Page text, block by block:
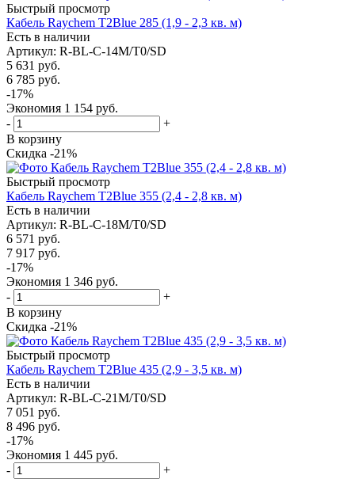
Быстрый просмотр
Кабель Raychem T2Blue 285 (1,9 - 2,3 кв. м)
Есть в наличии
Артикул: R-BL-C-14M/T0/SD
5 631 руб.
6 785 руб.
-17%
Экономия 1 154 руб.
-
+
В корзину
Скидка -21%
Быстрый просмотр
Кабель Raychem T2Blue 355 (2,4 - 2,8 кв. м)
Есть в наличии
Артикул: R-BL-C-18M/T0/SD
6 571 руб.
7 917 руб.
-17%
Экономия 1 346 руб.
-
+
В корзину
Скидка -21%
Быстрый просмотр
Кабель Raychem T2Blue 435 (2,9 - 3,5 кв. м)
Есть в наличии
Артикул: R-BL-C-21M/T0/SD
7 051 руб.
8 496 руб.
-17%
Экономия 1 445 руб.
-
+